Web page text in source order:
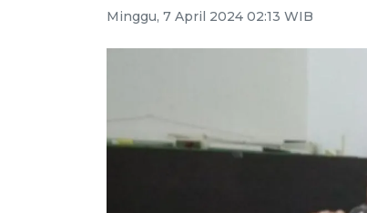
Minggu, 7 April 2024 02:13 WIB